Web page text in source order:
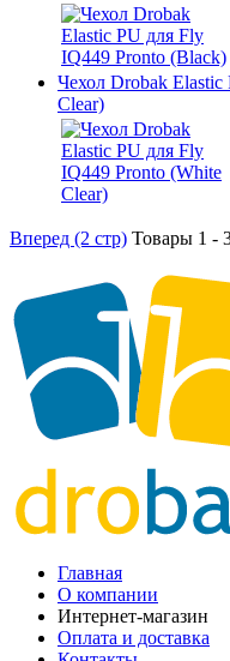
Чехол Drobak
Clear)
Вперед (2 стр) Товары 1 -
Главная
О компании
Интернет-магазин
Оплата и доставка